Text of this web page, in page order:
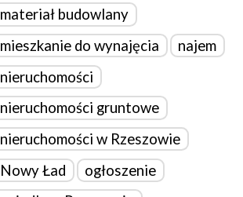
materiał budowlany
mieszkanie do wynajęcia
najem
nieruchomości
nieruchomości gruntowe
nieruchomości w Rzeszowie
Nowy Ład
ogłoszenie